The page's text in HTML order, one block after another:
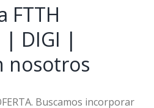
FTTH
| DIGI |
nosotros
Buscamos incorporar